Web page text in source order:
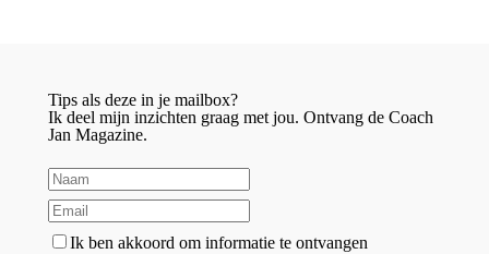
Tips als deze in je mailbox?
Ik deel mijn inzichten graag met jou. Ontvang de Coach
Jan Magazine.
Ik ben akkoord om informatie te ontvangen